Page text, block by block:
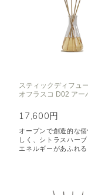
スティックディフュ
オフラスコ D02 アー
17,600円
オープンで創造的な
しく、シトラスハー
エネルギーがあふれる